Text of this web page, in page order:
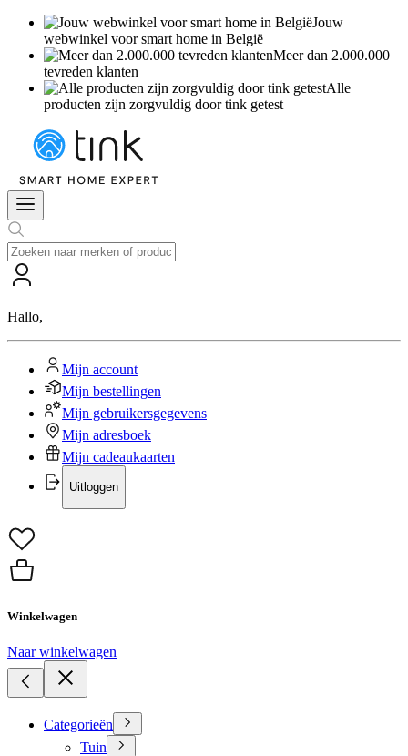
Jouw
webwinkel voor smart home in België
Meer dan 2.000.000
tevreden klanten
Alle
producten zijn zorgvuldig door tink getest
Hallo,
Mijn account
Mijn bestellingen
Mijn gebruikersgegevens
Mijn adresboek
Mijn cadeaukaarten
Uitloggen
Winkelwagen
Naar winkelwagen
Categorieën
Tuin